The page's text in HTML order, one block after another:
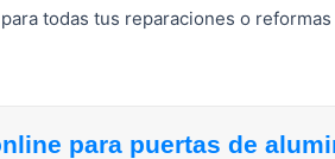
todas tus reparaciones o reformas
para puertas de